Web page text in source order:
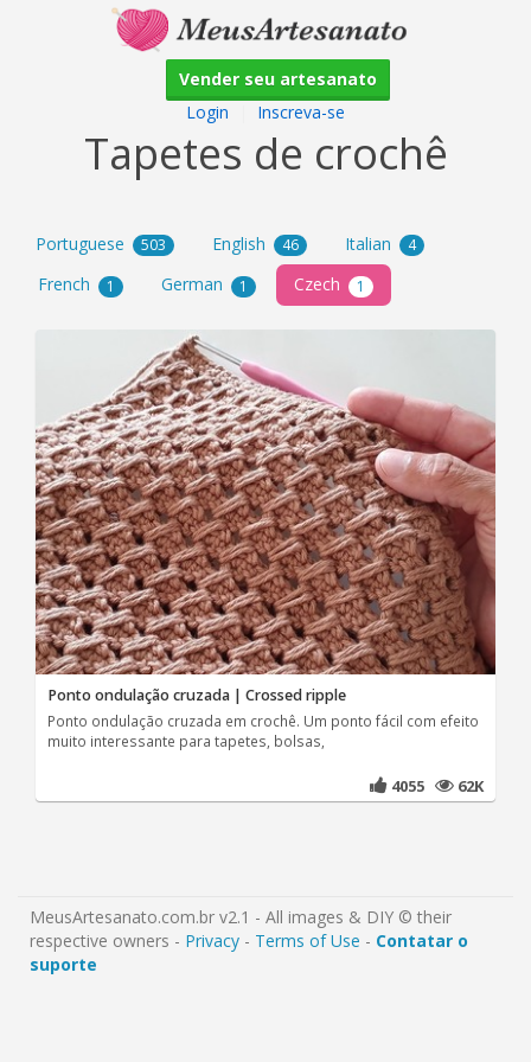
Vender seu artesanato
Login
Inscreva-se
Tapetes de crochê
Portuguese 503 English 46 Italian 4
French 1 German 1 Czech 1
Ponto ondulação cruzada | Crossed ripple
Ponto ondulação cruzada em crochê. Um ponto fácil com efeito
muito interessante para tapetes, bolsas,
4055 62K
MeusArtesanato.com.br v2.1 - All images & DIY © their
respective owners - Privacy - Terms of Use - Contatar o
suporte